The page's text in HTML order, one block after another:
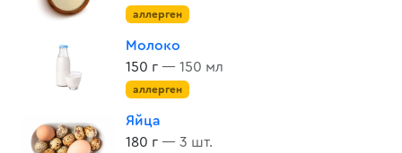
аллерген
Молоко
150 г — 150 мл
аллерген
Яйца
180 г — 3 шт.